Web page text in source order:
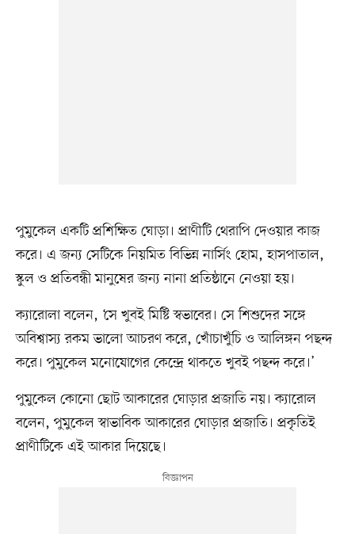
পুমুকেল একটি প্রশিক্ষিত ঘোড়া। প্রাণীটি থেরাপি দেওয়ার কাজ
করে। এ জন্য সেটিকে নিয়মিত বিভিন্ন নার্সিং হোম, হাসপাতাল,
স্কুল ও প্রতিবন্ধী মানুষের জন্য নানা প্রতিষ্ঠানে নেওয়া হয়।
ক্যারোলা বলেন, ‘সে খুবই মিষ্টি স্বভাবের। সে শিশুদের সঙ্গে
অবিশ্বাস্য রকম ভালো আচরণ করে, খোঁচাখুঁচি ও আলিঙ্গন পছন্দ
করে। পুমুকেল মনোযোগের কেন্দ্রে থাকতে খুবই পছন্দ করে।’
পুমুকেল কোনো ছোট আকারের ঘোড়ার প্রজাতি নয়। ক্যারোল
বলেন, পুমুকেল স্বাভাবিক আকারের ঘোড়ার প্রজাতি। প্রকৃতিই
প্রাণীটিকে এই আকার দিয়েছে।